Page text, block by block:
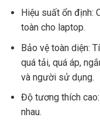
Hiệu suất ổn định:
toàn cho laptop.
Bảo vệ toàn diện:
quá tải, quá áp,
và người sử dụng.
Độ tương thích
nhau.